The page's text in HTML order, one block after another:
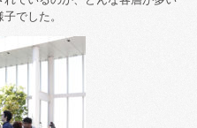
でした。